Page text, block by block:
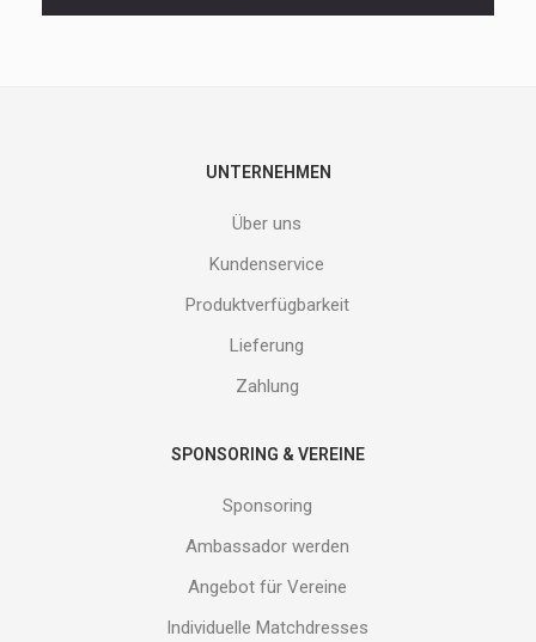
UNTERNEHMEN
Über uns
Kundenservice
Produktverfügbarkeit
Lieferung
Zahlung
SPONSORING & VEREINE
Sponsoring
Ambassador werden
Angebot für Vereine
Individuelle Matchdresses